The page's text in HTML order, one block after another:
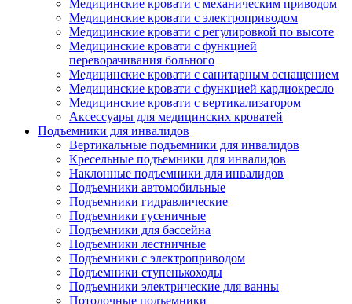
Медицинские кровати с механическим приводом
Медицинские кровати с электроприводом
Медицинские кровати с регулировкой по высоте
Медицинские кровати с функцией
переворачивания больного
Медицинские кровати с санитарным оснащением
Медицинские кровати с функцией кардиокресло
Медицинские кровати с вертикализатором
Аксессуары для медицинских кроватей
Подъемники для инвалидов
Вертикальные подъемники для инвалидов
Кресельные подъемники для инвалидов
Наклонные подъемники для инвалидов
Подъемники автомобильные
Подъемники гидравлические
Подъемники гусеничные
Подъемники для бассейна
Подъемники лестничные
Подъемники с электроприводом
Подъемники ступенькоходы
Подъемники электрические для ванны
Потолочные подъемники